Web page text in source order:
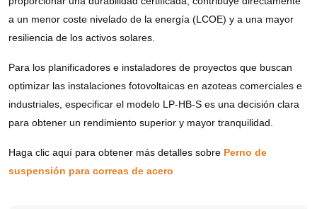
a un menor coste nivelado de la energía (LCOE) y a una mayor
resiliencia de los activos solares.
Para los planificadores e instaladores de proyectos que buscan
optimizar las instalaciones fotovoltaicas en azoteas comerciales e
industriales, especificar el modelo LP-HB-S es una decisión clara
para obtener un rendimiento superior y mayor tranquilidad.
Haga clic aquí para obtener más detalles sobre Perno de
suspensión para correas de acero